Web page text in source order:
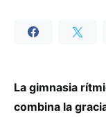
La gimnasia
combina la